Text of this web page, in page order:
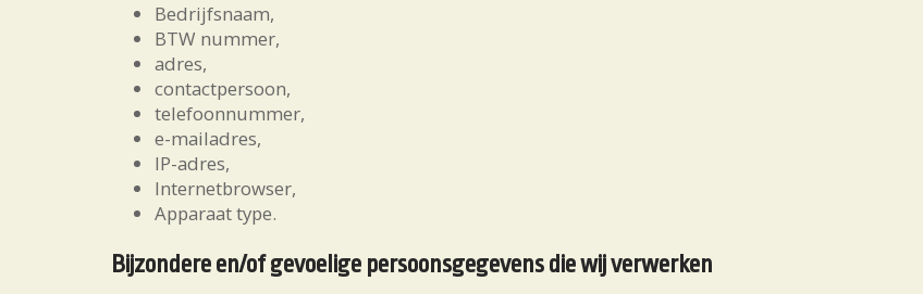
Bedrijfsnaam,
BTW nummer,
adres,
contactpersoon,
telefoonnummer,
e-mailadres,
IP-adres,
Internetbrowser,
Apparaat type.
Bijzondere en/of gevoelige persoonsgegevens die wij verwerken